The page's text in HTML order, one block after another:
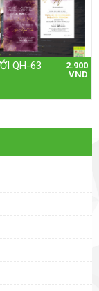
QH-63
2.900
VND